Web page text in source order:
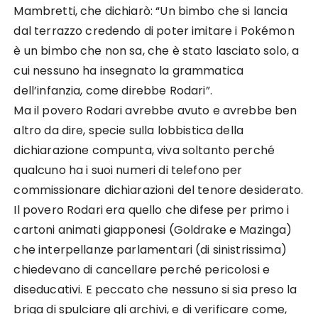
Mambretti, che dichiarò: “Un bimbo che si lancia
dal terrazzo credendo di poter imitare i Pokémon
è un bimbo che non sa, che è stato lasciato solo, a
cui nessuno ha insegnato la grammatica
dell’infanzia, come direbbe Rodari”.
Ma il povero Rodari avrebbe avuto e avrebbe ben
altro da dire, specie sulla lobbistica della
dichiarazione compunta, viva soltanto perché
qualcuno ha i suoi numeri di telefono per
commissionare dichiarazioni del tenore desiderato.
Il povero Rodari era quello che difese per primo i
cartoni animati giapponesi (Goldrake e Mazinga)
che interpellanze parlamentari (di sinistrissima)
chiedevano di cancellare perché pericolosi e
diseducativi. E peccato che nessuno si sia preso la
briga di spulciare gli archivi, e di verificare come,